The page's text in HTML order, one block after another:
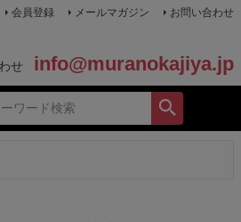
会員登録 メールマガジン お問い合わせ
せ info@muranokajiya.jp